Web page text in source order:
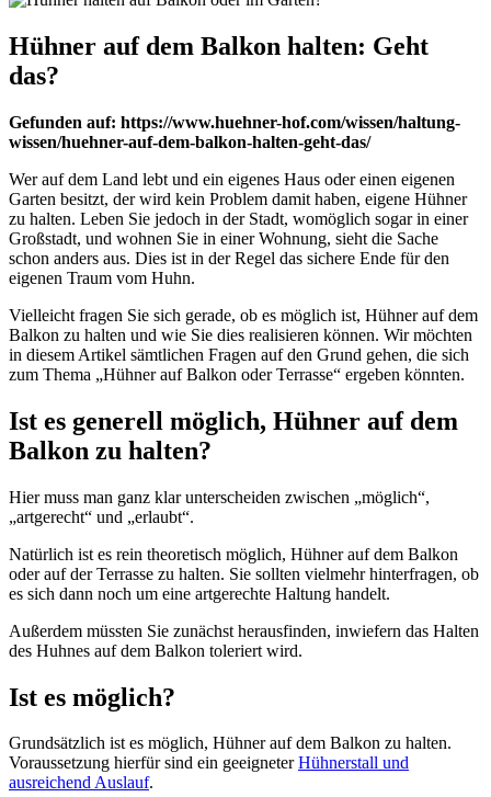
Hühner auf dem Balkon halten: Geht
das?
Gefunden auf: https://www.huehner-hof.com/wissen/haltung-
wissen/huehner-auf-dem-balkon-halten-geht-das/
Wer auf dem Land lebt und ein eigenes Haus oder einen eigenen
Garten besitzt, der wird kein Problem damit haben, eigene Hühner
zu halten. Leben Sie jedoch in der Stadt, womöglich sogar in einer
Großstadt, und wohnen Sie in einer Wohnung, sieht die Sache
schon anders aus. Dies ist in der Regel das sichere Ende für den
eigenen Traum vom Huhn.
Vielleicht fragen Sie sich gerade, ob es möglich ist, Hühner auf dem
Balkon zu halten und wie Sie dies realisieren können. Wir möchten
in diesem Artikel sämtlichen Fragen auf den Grund gehen, die sich
zum Thema „Hühner auf Balkon oder Terrasse“ ergeben könnten.
Ist es generell möglich, Hühner auf dem
Balkon zu halten?
Hier muss man ganz klar unterscheiden zwischen „möglich“,
„artgerecht“ und „erlaubt“.
Natürlich ist es rein theoretisch möglich, Hühner auf dem Balkon
oder auf der Terrasse zu halten. Sie sollten vielmehr hinterfragen, ob
es sich dann noch um eine artgerechte Haltung handelt.
Außerdem müssten Sie zunächst herausfinden, inwiefern das Halten
des Huhnes auf dem Balkon toleriert wird.
Ist es möglich?
Grundsätzlich ist es möglich, Hühner auf dem Balkon zu halten.
Voraussetzung hierfür sind ein geeigneterHühnerstall und
ausreichend Auslauf.